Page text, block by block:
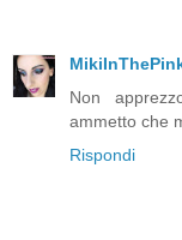
Non
ammetto che
Rispondi